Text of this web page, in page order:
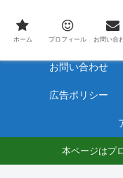
最新アニメのあらすじ
ホーム
お問い合わせ
広告ポリシー
本ページはプ
ホーム プロフィール お問い合